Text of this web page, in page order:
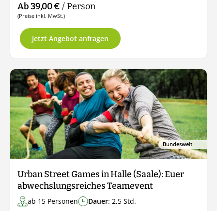
Ab 39,00 € / Person
(Preise inkl. MwSt.)
Jetzt Angebot anfragen
Bundesweit
Urban Street Games in Halle (Saale): Euer
abwechslungsreiches Teamevent
ab 15 Personen Dauer: 2,5 Std.